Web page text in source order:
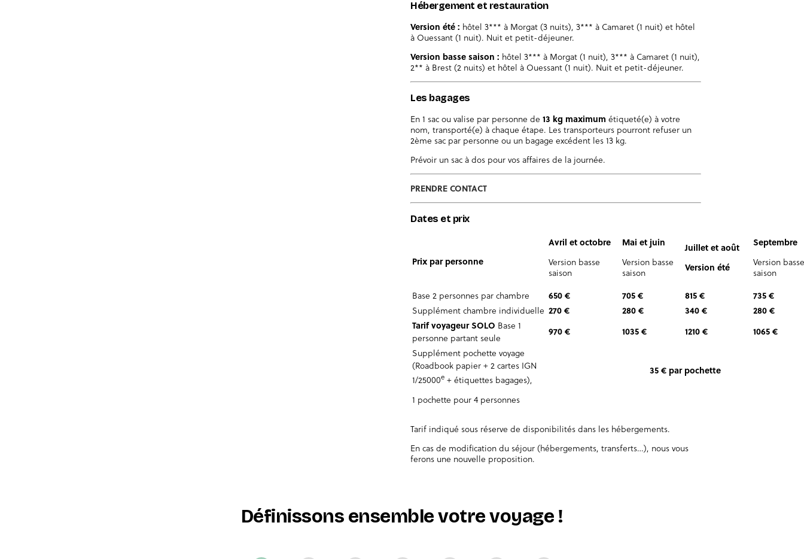
Hébergement et restauration
Version été : hôtel 3*** à Morgat (3 nuits), 3*** à Camaret (1 nuit) et hôtel
à Ouessant (1 nuit). Nuit et petit-déjeuner.
Version basse saison : hôtel 3*** à Morgat (1 nuit), 3*** à Camaret (1 nuit),
2** à Brest (2 nuits) et hôtel à Ouessant (1 nuit). Nuit et petit-déjeuner.
Les bagages
En 1 sac ou valise par personne de 13 kg maximum étiqueté(e) à votre
nom, transporté(e) à chaque étape. Les transporteurs pourront refuser un
2ème sac par personne ou un bagage excédent les 13 kg.
Prévoir un sac à dos pour vos affaires de la journée.
PRENDRE CONTACT
Dates et prix
Prix par personne
Avril et octobre
Version basse
saison
Mai et juin
Version basse
saison
Juillet et août
Version été
Septembre
Version basse
saison
Base 2 personnes par chambre
650 € 705 € 815 €
735 €
Supplément chambre individuelle 270 € 280 € 340 €
280 €
Tarif voyageur SOLO Base 1
personne partant seule
970 € 1035 € 1210 €
1065 €
Supplément pochette voyage
(Roadbook papier + 2 cartes IGN
1/25000e + étiquettes bagages),
1 pochette pour 4 personnes
35 € par pochette
Tarif indiqué sous réserve de disponibilités dans les hébergements.
En cas de modification du séjour (hébergements, transferts…), nous vous
ferons une nouvelle proposition.
Définissons ensemble votre voyage !
Définissons